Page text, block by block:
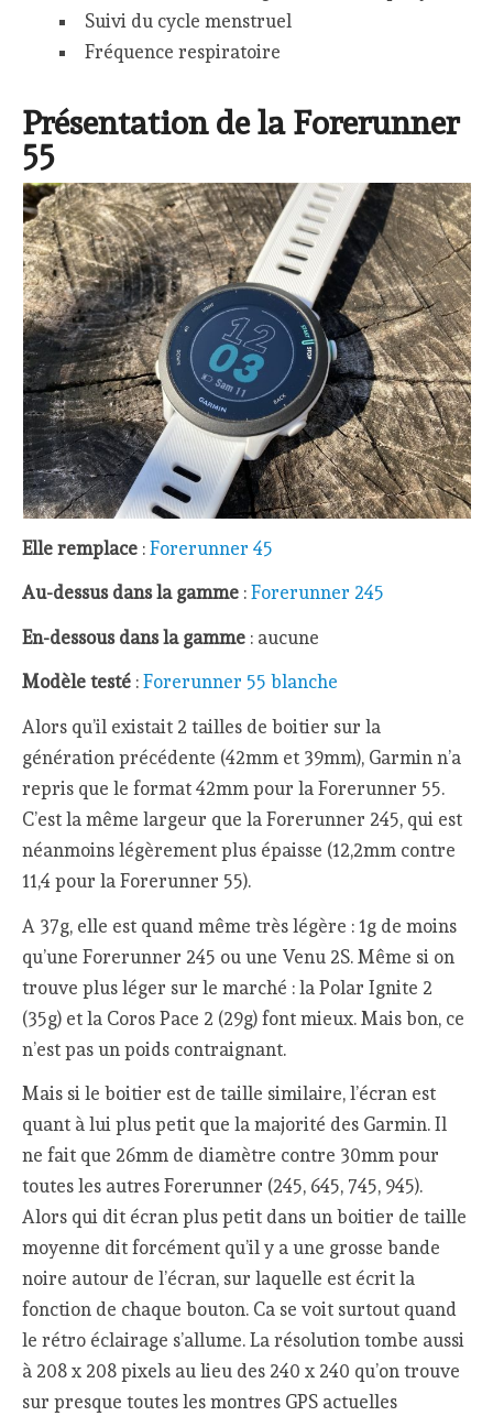
Suivi du cycle menstruel
Fréquence respiratoire
Présentation de la Forerunner
55
Elle remplace :Forerunner 45
Au-dessus dans la gamme :Forerunner 245
En-dessous dans la gamme : aucune
Modèle testé :Forerunner 55 blanche
Alors qu’il existait 2 tailles de boitier sur la
génération précédente (42mm et 39mm), Garmin n’a
repris que le format 42mm pour la Forerunner 55.
C’est la même largeur que la Forerunner 245, qui est
néanmoins légèrement plus épaisse (12,2mm contre
11,4 pour la Forerunner 55).
A 37g, elle est quand même très légère : 1g de moins
qu’une Forerunner 245 ou une Venu 2S. Même si on
trouve plus léger sur le marché : la Polar Ignite 2
(35g) et la Coros Pace 2 (29g) font mieux. Mais bon, ce
n’est pas un poids contraignant.
Mais si le boitier est de taille similaire, l’écran est
quant à lui plus petit que la majorité des Garmin. Il
ne fait que 26mm de diamètre contre 30mm pour
toutes les autres Forerunner (245, 645, 745, 945).
Alors qui dit écran plus petit dans un boitier de taille
moyenne dit forcément qu’il y a une grosse bande
noire autour de l’écran, sur laquelle est écrit la
fonction de chaque bouton. Ca se voit surtout quand
le rétro éclairage s’allume. La résolution tombe aussi
à 208 x 208 pixels au lieu des 240 x 240 qu’on trouve
sur presque toutes les montres GPS actuelles